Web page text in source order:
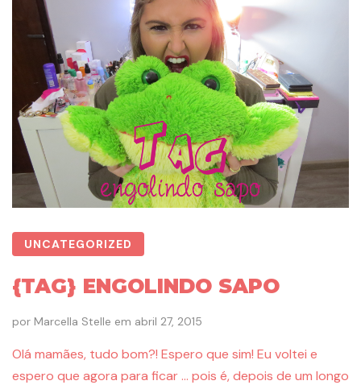
UNCATEGORIZED
{TAG} ENGOLINDO SAPO
por Marcella Stelle em abril 27, 2015
Olá mamães, tudo bom?! Espero que sim! Eu voltei e
espero que agora para ficar … pois é, depois de um longo